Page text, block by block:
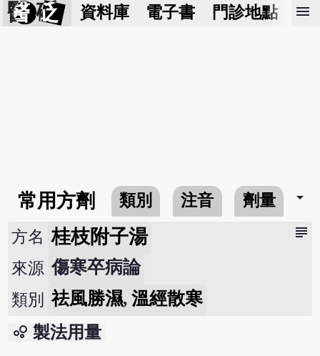
醫 砭 資料庫 電子書 門診地點 預
menu
常用方劑 類別 注音 劑量 arrow_drop_down
subject
方名 桂枝附子湯
來源 傷寒卒病論
類別 祛風勝濕,溫經散寒
bubble_chart 製法用量